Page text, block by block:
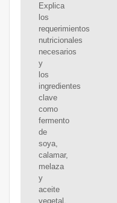
Explica
los
requerimientos
nutricionales
necesarios
y
los
ingredientes
clave
como
fermento
de
soya,
calamar,
melaza
y
aceite
vegetal.